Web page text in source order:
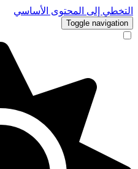
التخطي إلى المحتوى الأساسي
Toggle navigation